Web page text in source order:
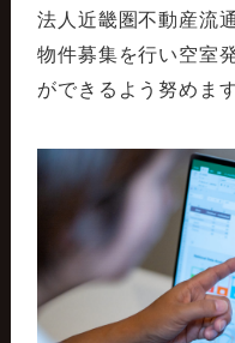
法人近畿圏不動産流
物件募集を行い空室
ができるよう努めます